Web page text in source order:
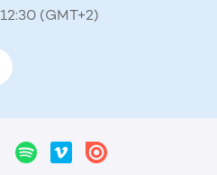
12:30 (GMT+2)